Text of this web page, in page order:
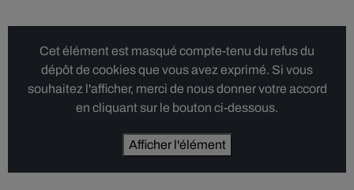
Cet élément est masqué compte-tenu du refus du
dépôt de cookies que vous avez exprimé. Si vous
souhaitez l'afficher, merci de nous donner votre accord
en cliquant sur le bouton ci-dessous.
Afficher l'élément